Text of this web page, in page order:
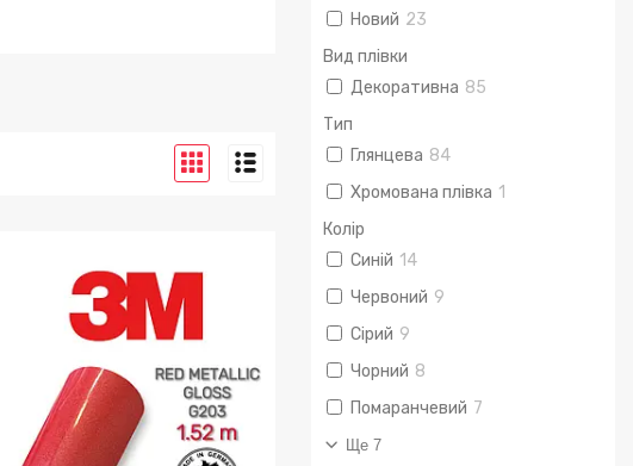
Новий 23
Вид плівки
Декоративна 85
Тип
Глянцева 84
Хромована плівка 1
Колір
Синій 14
Червоний 9
Сірий 9
Чорний 8
Помаранчевий 7
Ще 7